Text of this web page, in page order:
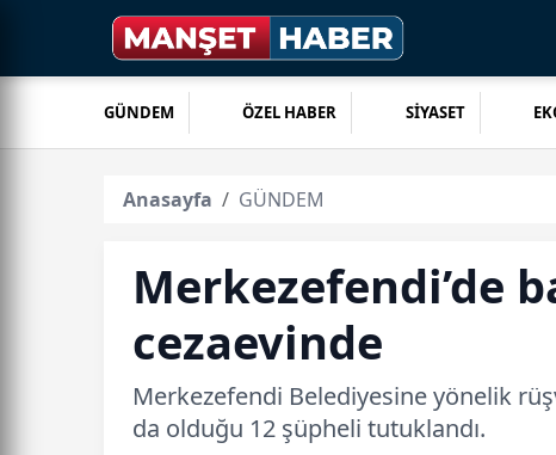
GÜNDEM ÖZEL HABER SİYASET
Anasayfa GÜNDEM
Merkezefendi’de
cezaevinde
Merkezefendi Belediyesine yönelik
da olduğu 12 şüpheli tutuklandı.